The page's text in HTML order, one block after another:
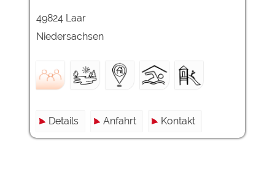
49824 Laar
Niedersachsen
Details Anfahrt Kontakt